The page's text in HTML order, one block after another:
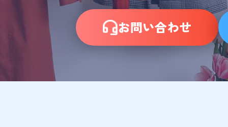
お問い合わせ